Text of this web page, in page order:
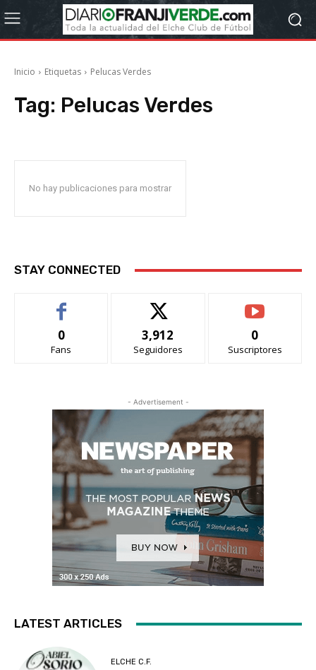
Inicio Etiquetas Pelucas Verdes
Tag: Pelucas Verdes
No hay publicaciones para mostrar
STAY CONNECTED
0
Fans
3,912
Seguidores
0
Suscriptores
- Advertisement -
LATEST ARTICLES
ELCHE C.F.